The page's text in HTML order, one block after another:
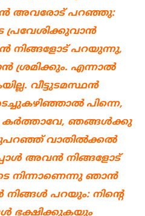
അവരോട് പറഞ്ഞു:
പ്രവേശിക്കുവാന്‍
നിങ്ങളോട് പറയുന്നു,
ശ്രമിക്കും. എന്നാല്‍
വീട്ടുടമസ്ഥന്‍
പിന്നെ,
കര്‍ത്താവേ, ഞങ്ങള്‍ക്കു
വാതില്‍ക്കല്‍
അവന്‍ നിങ്ങളോട്
നിന്നാണെന്നു ഞാന്‍
പറയും: നിന്റെ
ഭക്ഷിക്കുകയും